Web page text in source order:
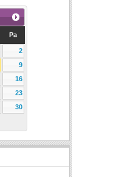
Pa
2
9
16
23
30